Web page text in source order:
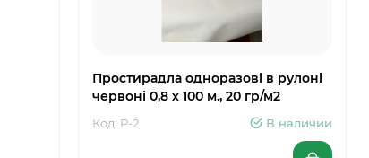
Простирадла одноразові в рулоні
червоні 0,8 х 100 м., 20 гр/м2
Код: Р-2 В наличии